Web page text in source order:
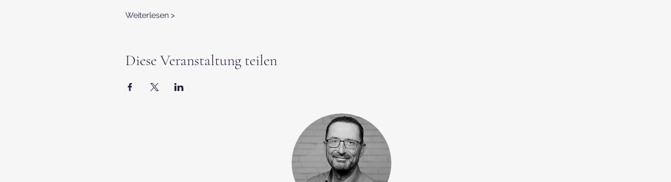
Weiterlesen >
Diese Veranstaltung teilen